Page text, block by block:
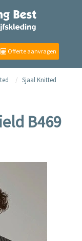
Offerte aanvragen
Sjaal Knitted
B469